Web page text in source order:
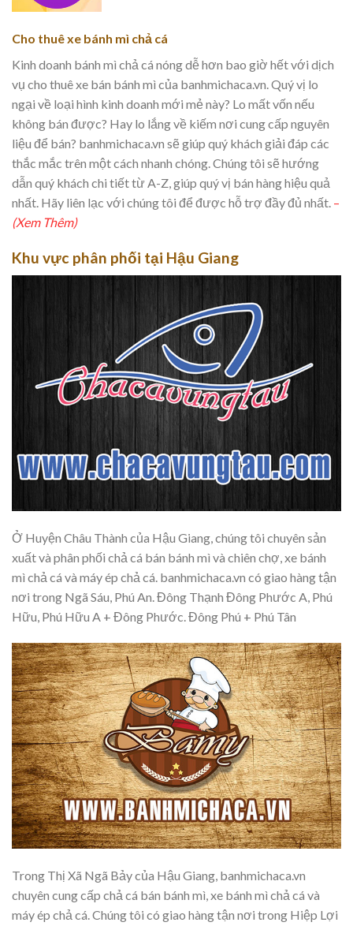
Cho thuê xe bánh mì chả cá
Kinh doanh bánh mì chả cá nóng dễ hơn bao giờ hết với dịch
vụ cho thuê xe bán bánh mì của banhmichaca.vn. Quý vị lo
ngại về loại hình kinh doanh mới mẻ này? Lo mất vốn nếu
không bán được? Hay lo lắng về kiếm nơi cung cấp nguyên
liệu để bán? banhmichaca.vn sẽ giúp quý khách giải đáp các
thắc mắc trên một cách nhanh chóng. Chúng tôi sẽ hướng
dẫn quý khách chi tiết từ A-Z, giúp quý vị bán hàng hiệu quả
nhất. Hãy liên lạc với chúng tôi để được hỗ trợ đầy đủ nhất. –
(Xem Thêm)
Khu vực phân phối tại Hậu Giang
Ở Huyện Châu Thành của Hậu Giang, chúng tôi chuyên sản
xuất và phân phối chả cá bán bánh mì và chiên chợ, xe bánh
mì chả cá và máy ép chả cá. banhmichaca.vn có giao hàng tận
nơi trong Ngã Sáu, Phú An. Đông Thạnh Đông Phước A, Phú
Hữu, Phú Hữu A + Đông Phước. Đông Phú + Phú Tân
Trong Thị Xã Ngã Bảy của Hậu Giang, banhmichaca.vn
chuyên cung cấp chả cá bán bánh mì, xe bánh mì chả cá và
máy ép chả cá. Chúng tôi có giao hàng tận nơi trong Hiệp Lợi